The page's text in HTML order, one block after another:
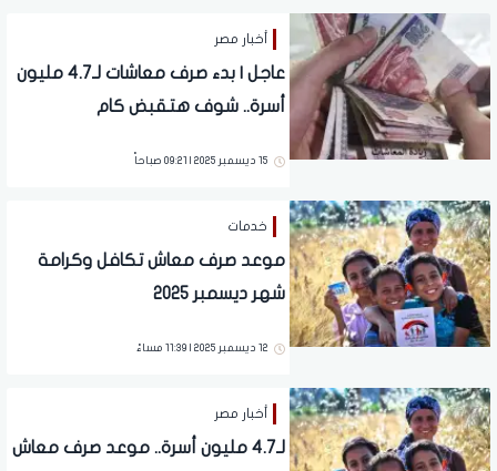
أخبار مصر
عاجل | بدء صرف معاشات لـ4.7 مليون
أسرة.. شوف هتقبض كام
15 ديسمبر 2025 | 09:21 صباحاً
خدمات
موعد صرف معاش تكافل وكرامة
شهر ديسمبر 2025
12 ديسمبر 2025 | 11:39 مساءً
أخبار مصر
لـ4.7 مليون أسرة.. موعد صرف معاش